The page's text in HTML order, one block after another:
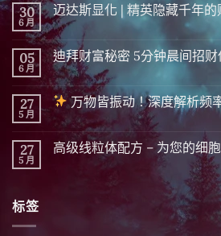
30
6 月
迈达斯显化 | 精英隐藏千年
在
〈迈
达
斯
显
化
|
精
英
隐
藏
千
年
尚
無
留
言
05
6 月
迪拜财富秘密 5分钟晨间招财
在
〈迪
拜
财
富
密 5
分
钟
尚
無
留
言
27
5 月
万物皆振动！深度解析频
在
万
尚
留
言
27
5 月
高级线粒体配方 – 为您的细
标签